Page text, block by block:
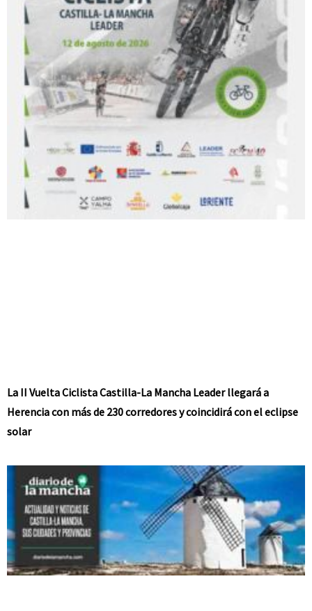
La II Vuelta Ciclista Castilla-La Mancha Leader llegará a
Herencia con más de 230 corredores y coincidirá con el eclipse
solar